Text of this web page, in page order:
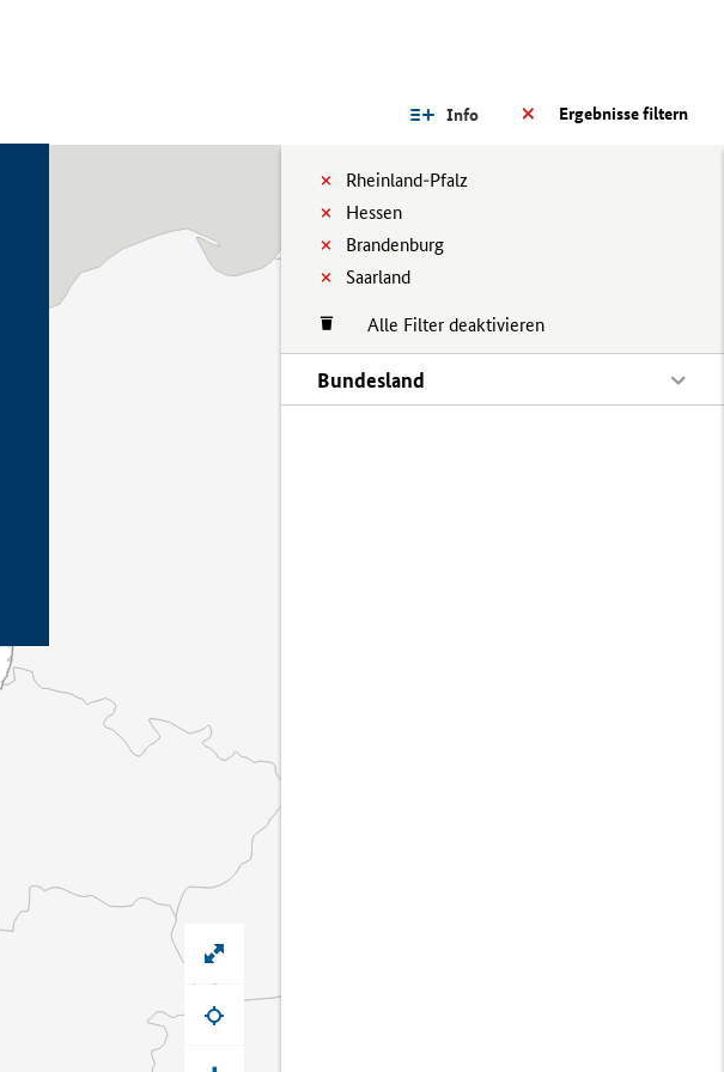
Ergebnisse filtern
Info
Rheinland-Pfalz
Hessen
Brandenburg
Saarland
Alle Filter deaktivieren
Bundesland